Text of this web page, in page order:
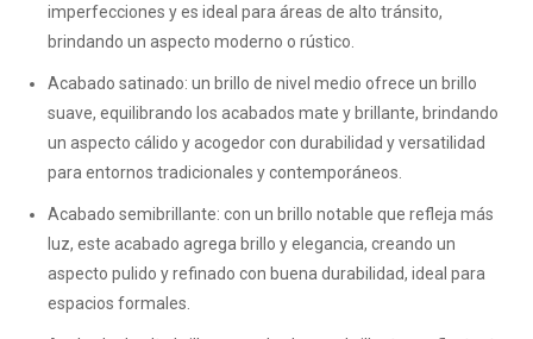
imperfecciones y es ideal para áreas de alto tránsito,
brindando un aspecto moderno o rústico.
Acabado satinado: un brillo de nivel medio ofrece un brillo
suave, equilibrando los acabados mate y brillante, brindando
un aspecto cálido y acogedor con durabilidad y versatilidad
para entornos tradicionales y contemporáneos.
Acabado semibrillante: con un brillo notable que refleja más
luz, este acabado agrega brillo y elegancia, creando un
aspecto pulido y refinado con buena durabilidad, ideal para
espacios formales.